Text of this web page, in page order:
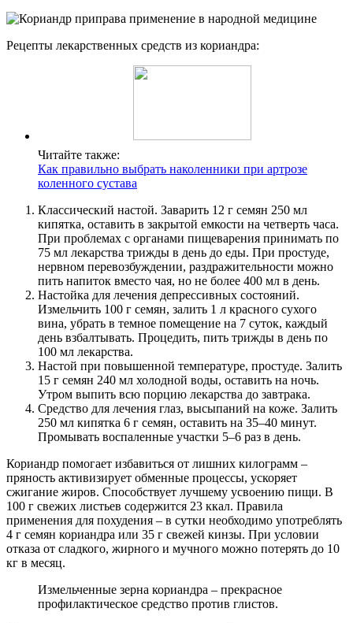
Рецепты лекарственных средств из кориандра:
Читайте также:
Как правильно выбрать наколенники при артрозе
коленного сустава
Классический настой. Заварить 12 г семян 250 мл
кипятка, оставить в закрытой емкости на четверть часа.
При проблемах с органами пищеварения принимать по
75 мл лекарства трижды в день до еды. При простуде,
нервном перевозбуждении, раздражительности можно
пить напиток вместо чая, но не более 400 мл в день.
Настойка для лечения депрессивных состояний.
Измельчить 100 г семян, залить 1 л красного сухого
вина, убрать в темное помещение на 7 суток, каждый
день взбалтывать. Процедить, пить трижды в день по
100 мл лекарства.
Настой при повышенной температуре, простуде. Залить
15 г семян 240 мл холодной воды, оставить на ночь.
Утром выпить всю порцию лекарства до завтрака.
Средство для лечения глаз, высыпаний на коже. Залить
250 мл кипятка 6 г семян, оставить на 35–40 минут.
Промывать воспаленные участки 5–6 раз в день.
Кориандр помогает избавиться от лишних килограмм –
пряность активизирует обменные процессы, ускоряет
сжигание жиров. Способствует лучшему усвоению пищи. В
100 г свежих листьев содержится 23 ккал. Правила
применения для похудения – в сутки необходимо употреблять
4 г семян кориандра или 35 г свежей кинзы. При условии
отказа от сладкого, жирного и мучного можно потерять до 10
кг в месяц.
Измельченные зерна кориандра – прекрасное
профилактическое средство против глистов.